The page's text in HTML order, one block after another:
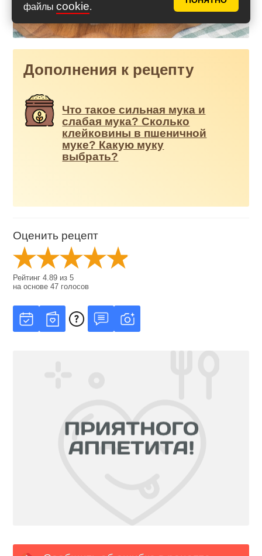
файлы cookie.
Дополнения к рецепту
Что такое сильная мука и
слабая мука? Сколько
клейковины в пшеничной
муке? Какую муку
выбрать?
Оценить рецепт
Рейтинг4.89 из5
на основе47 голосов